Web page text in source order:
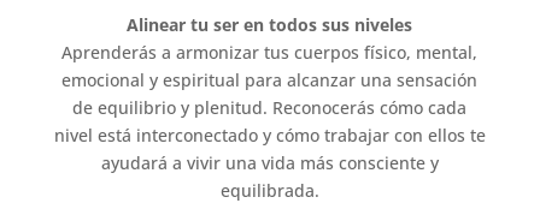
Alinear tu ser en todos sus niveles
Aprenderás a armonizar tus cuerpos físico, mental,
emocional y espiritual para alcanzar una sensación
de equilibrio y plenitud. Reconocerás cómo cada
nivel está interconectado y cómo trabajar con ellos te
ayudará a vivir una vida más consciente y
equilibrada.